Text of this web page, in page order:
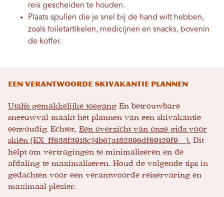
reis gescheiden te houden.
Plaats spullen die je snel bij de hand wilt hebben,
zoals toiletartikelen, medicijnen en snacks, bovenin
de koffer.
Een verantwoorde skivakantie plannen
Utah's gemakkelijke toegang En betrouwbare
sneeuwval maakt het plannen van een skivakantie
eenvoudig. Echter, Een overzicht van onze gids voor
skiën (EX_ff638f3918c74b67a182896df69129f9__). Dit
helpt om vertragingen te minimaliseren en de
afdaling te maximaliseren. Houd de volgende tips in
gedachten voor een verantwoorde reiservaring en
maximaal plezier.